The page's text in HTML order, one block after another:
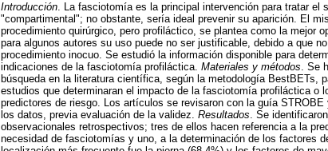
Introducción. La fasciotomía es la principal intervención para tratar el
"compartimental"; no obstante, sería ideal prevenir su aparición. El
procedimiento quirúrgico, pero profiláctico, se plantea como la mejor
para algunos autores su uso puede no ser justificable, debido a que
procedimiento inocuo. Se estudió la información disponible para
indicaciones de la fasciotomía profiláctica. Materiales y métodos. Se
búsqueda en la literatura científica, según la metodología BestBETs,
estudios que determinaran el impacto de la fasciotomía profiláctica o
predictores de riesgo. Los artículos se revisaron con la guía STROBE
los datos, previa evaluación de la validez. Resultados. Se
observacionales retrospectivos; tres de ellos hacen referencia a la
necesidad de fasciotomías y uno, a la determinación de los factores